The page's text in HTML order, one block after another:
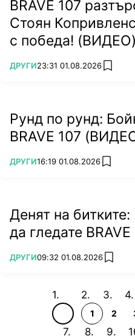
BRAVE 107
Стоян
с победа! (ВИДЕО)
ПОВЕЧЕ ОТ
ДРУГИ23:31 01.08.2026 add
Рунд по рунд:
BRAVE 107
ПОВЕЧЕ ОТ
ДРУГИ16:19 01.08.2026 add
Денят на
да гледате BRAVE
ПОВЕЧЕ ОТ
ДРУГИ09:32 01.08.2026 add
1 2